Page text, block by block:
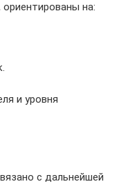
на:
и уровня
с дальнейшей